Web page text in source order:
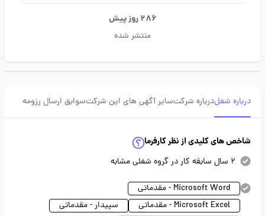
286 روز پیش
منتشر شده
درباره شغلدرباره شرکتسایر آگهی های این شرکتسوابق ارسال رزومه
شاخص های کلیدی از نظر کارفرما
2 سال سابقه کار در گروه شغلی مشابه
Microsoft Word - مقدماتی
Microsoft Excel - مقدماتی
سپیدار - مقدماتی